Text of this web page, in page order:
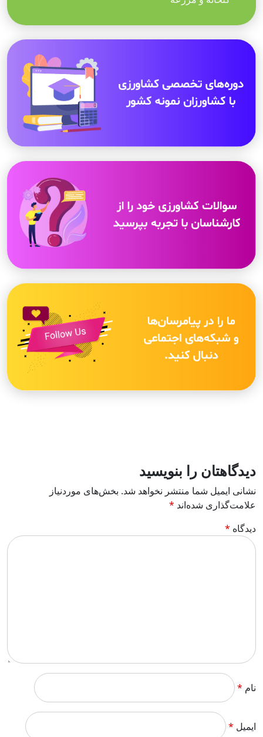
دیدگاهتان را بنویسید
نشانی ایمیل شما منتشر نخواهد شد. بخش‌های موردنیاز
علامت‌گذاری شده‌اند *
دیدگاه *
نام *
ایمیل *